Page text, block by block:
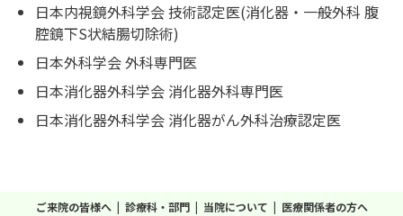
日本内視鏡外科学会 技術認定医(消化器・一般外科 腹
腔鏡下S状結腸切除術)
日本外科学会 外科専門医
日本消化器外科学会 消化器外科専門医
日本消化器外科学会 消化器がん外科治療認定医
ご来院の皆様へ 診療科・部門 当院について
医療関係者の方へ